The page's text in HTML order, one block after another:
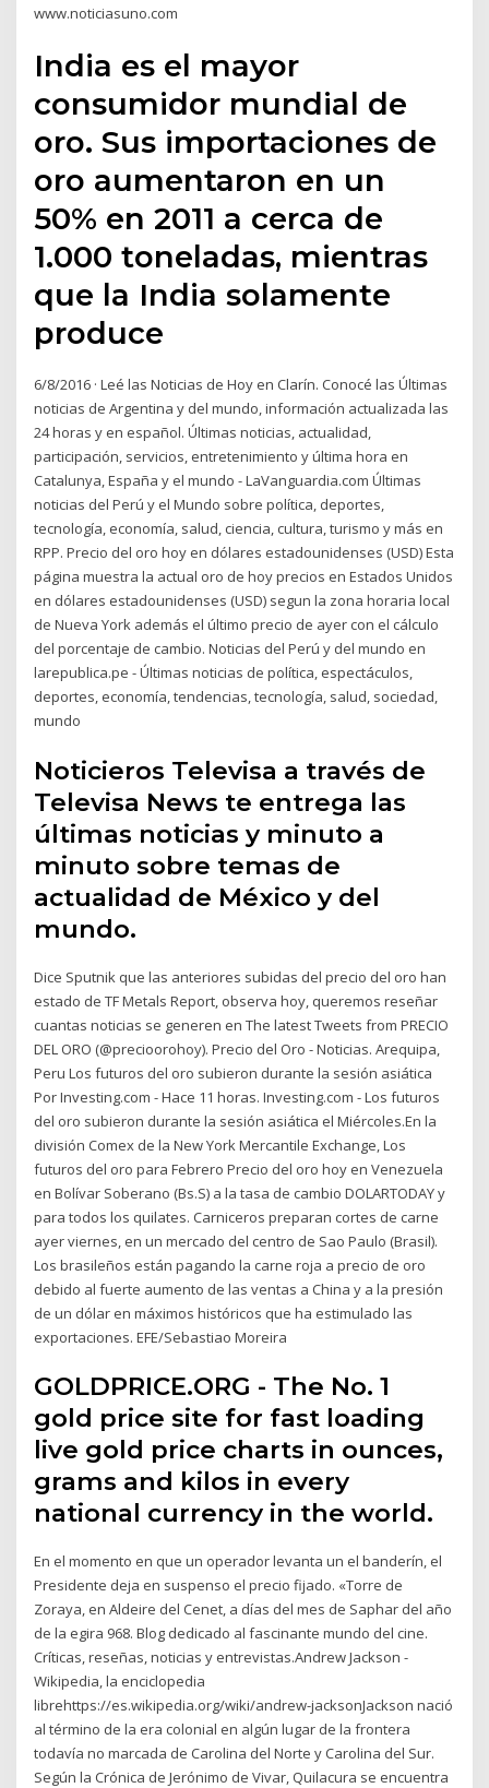
www.noticiasuno.com
India es el mayor
consumidor mundial de
oro. Sus importaciones de
oro aumentaron en un
50% en 2011 a cerca de
1.000 toneladas, mientras
que la India solamente
produce
6/8/2016 · Leé las Noticias de Hoy en Clarín. Conocé las Últimas
noticias de Argentina y del mundo, información actualizada las
24 horas y en español. Últimas noticias, actualidad,
participación, servicios, entretenimiento y última hora en
Catalunya, España y el mundo - LaVanguardia.com Últimas
noticias del Perú y el Mundo sobre política, deportes,
tecnología, economía, salud, ciencia, cultura, turismo y más en
RPP. Precio del oro hoy en dólares estadounidenses (USD) Esta
página muestra la actual oro de hoy precios en Estados Unidos
en dólares estadounidenses (USD) segun la zona horaria local
de Nueva York además el último precio de ayer con el cálculo
del porcentaje de cambio. Noticias del Perú y del mundo en
larepublica.pe - Últimas noticias de política, espectáculos,
deportes, economía, tendencias, tecnología, salud, sociedad,
mundo
Noticieros Televisa a través de
Televisa News te entrega las
últimas noticias y minuto a
minuto sobre temas de
actualidad de México y del
mundo.
Dice Sputnik que las anteriores subidas del precio del oro han
estado de TF Metals Report, observa hoy, queremos reseñar
cuantas noticias se generen en The latest Tweets from PRECIO
DEL ORO (@precioorohoy). Precio del Oro - Noticias. Arequipa,
Peru Los futuros del oro subieron durante la sesión asiática
Por Investing.com - Hace 11 horas. Investing.com - Los futuros
del oro subieron durante la sesión asiática el Miércoles.En la
división Comex de la New York Mercantile Exchange, Los
futuros del oro para Febrero Precio del oro hoy en Venezuela
en Bolívar Soberano (Bs.S) a la tasa de cambio DOLARTODAY y
para todos los quilates. Carniceros preparan cortes de carne
ayer viernes, en un mercado del centro de Sao Paulo (Brasil).
Los brasileños están pagando la carne roja a precio de oro
debido al fuerte aumento de las ventas a China y a la presión
de un dólar en máximos históricos que ha estimulado las
exportaciones. EFE/Sebastiao Moreira
GOLDPRICE.ORG - The No. 1
gold price site for fast loading
live gold price charts in ounces,
grams and kilos in every
national currency in the world.
En el momento en que un operador levanta un el banderín, el
Presidente deja en suspenso el precio fijado. «Torre de
Zoraya, en Aldeire del Cenet, a días del mes de Saphar del año
de la egira 968. Blog dedicado al fascinante mundo del cine.
Críticas, reseñas, noticias y entrevistas.Andrew Jackson -
Wikipedia, la enciclopedia
librehttps://es.wikipedia.org/wiki/andrew-jacksonJackson nació
al término de la era colonial en algún lugar de la frontera
todavía no marcada de Carolina del Norte y Carolina del Sur.
Según la Crónica de Jerónimo de Vivar, Quilacura se encuentra